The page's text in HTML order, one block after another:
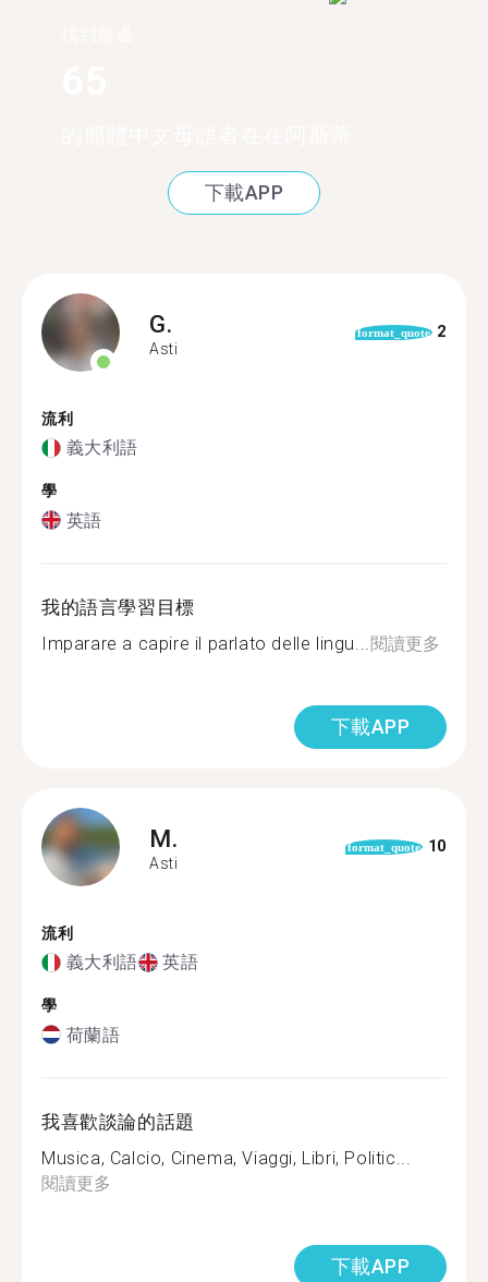
下載APP
G.
Asti
format_quote 2
流利
義大利語
學
英語
我的語言學習目標
Imparare a capire il parlato delle lingu... 閱讀更多
下載APP
M.
Asti
format_quote 10
流利
義大利語 英語
學
荷蘭語
我喜歡談論的話題
Musica, Calcio, Cinema, Viaggi, Libri, Politic...
閱讀更多
下載APP